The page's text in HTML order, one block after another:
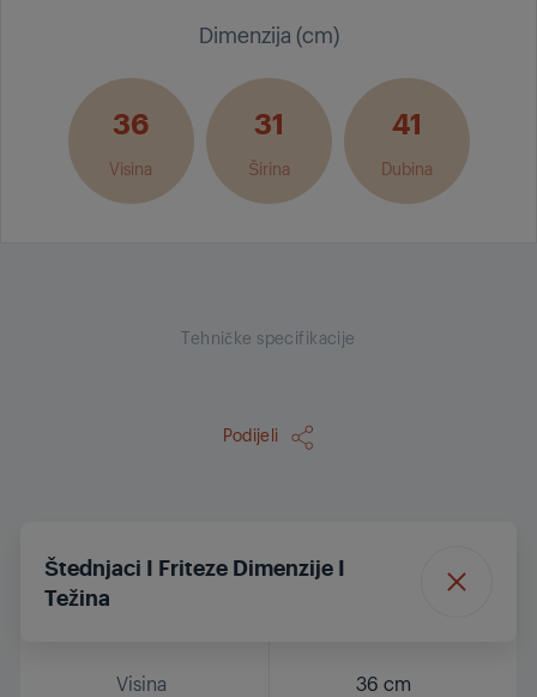
Dimenzija (cm)
36
Visina
31
Širina
41
Dubina
Tehničke specifikacije
Podijeli
Štednjaci I Friteze Dimenzije I
Težina
Visina 36 cm